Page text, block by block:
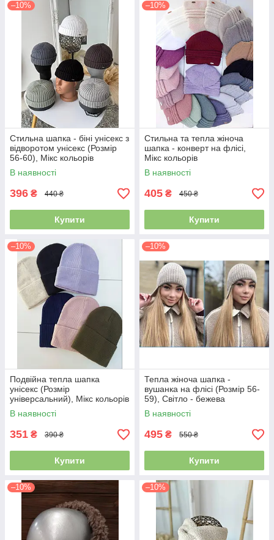
–10%
Стильна шапка - біні унісекс з
відворотом унісекс (Розмір
56-60), Мікс кольорів
В наявності
396 ₴ 440 ₴
Купити
–10%
Стильна та тепла жіноча
шапка - конверт на флісі,
Мікс кольорів
В наявності
405 ₴ 450 ₴
Купити
–10%
Подвійна тепла шапка
унісекс (Розмір
універсальний), Мікс кольорів
В наявності
351 ₴ 390 ₴
Купити
–10%
Тепла жіноча шапка -
вушанка на флісі (Розмір 56-
59), Світло - бежева
В наявності
495 ₴ 550 ₴
Купити
–10% –10%